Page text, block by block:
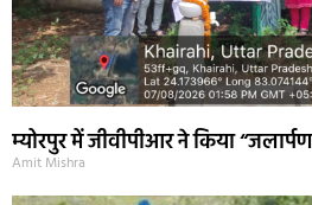
म्योरपुर में जीवीपीआर ने किया
Amit Mishra